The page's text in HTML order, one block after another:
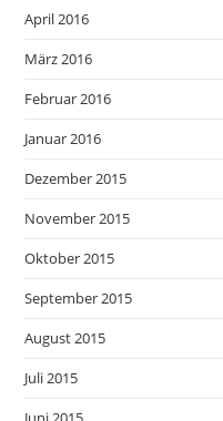
April 2016
März 2016
Februar 2016
Januar 2016
Dezember 2015
November 2015
Oktober 2015
September 2015
August 2015
Juli 2015